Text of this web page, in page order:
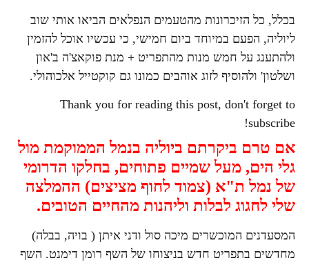
בכלל, כל הזיכרונות מהטעמים הנפלאים הביאו אותי שוב
ליוליה, הפעם במיוחד ביום חמישי, כי עכשיו אוכל להזמין
ולהתענג על חמש מנות מהתפריט + מנת פוקאצ'ה ב'און
ושלטון' ולהוסיף לזוג אוהבים כמונו גם קוקטייל אלכוהולי.
Thank you for reading this post, don't forget to
subscribe!
אם טרם ביקרתם ביוליה בנמל הממוקמת מול
גלי הים, מעל שמיים פתוחים, בחלקו הדרומי
של נמל ת"א (צמוד לחוף מציצים) ההמלצה
שלי לחגוג לבלות וליהנות מהחיים הטובים.
המסעדנים המוכשרים מיכה סול ודני איתן ( בויה, בבלה)
מחדשים בתפריט חדש בניצוחו של השף רומן דימנט. השף